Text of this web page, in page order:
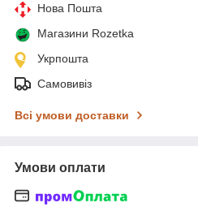
Нова Пошта
Магазини Rozetka
Укрпошта
Самовивіз
Всі умови доставки
Умови оплати